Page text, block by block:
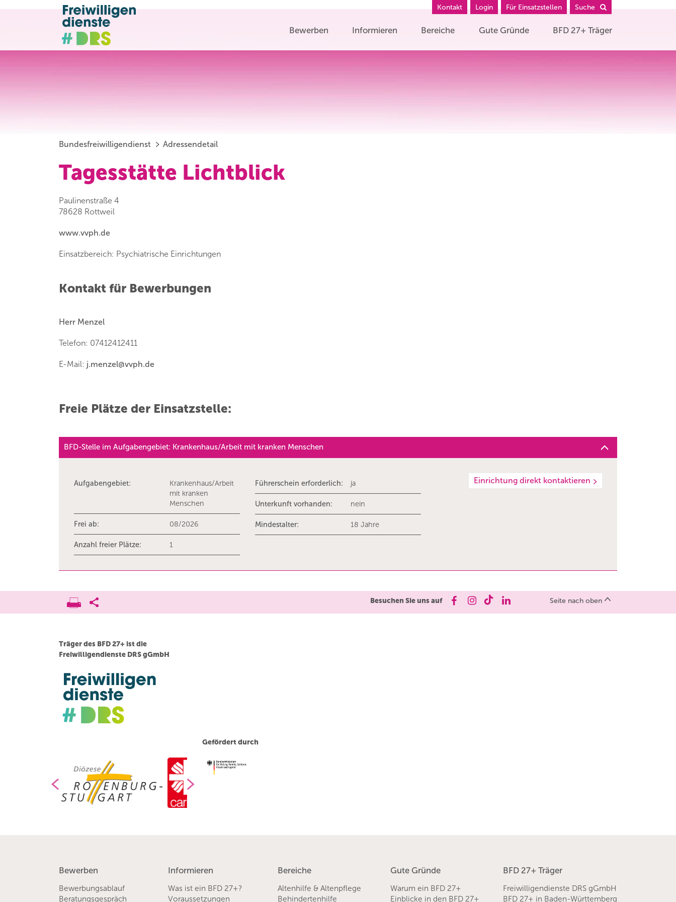
Kontakt Login Für Einsatzstellen Suche
Bewerben Informieren Bereiche Gute Gründe BFD 27+ Träger
Bundesfreiwilligendienst Adressendetail
Tagesstätte Lichtblick
Paulinenstraße 4
78628 Rottweil
www.vvph.de
Einsatzbereich: Psychiatrische Einrichtungen
Kontakt für Bewerbungen
Herr Menzel
Telefon: 07412412411
E-Mail: j.menzel@vvph.de
Freie Plätze der Einsatzstelle:
BFD-Stelle im Aufgabengebiet: Krankenhaus/Arbeit mit kranken Menschen
Aufgabengebiet:
Krankenhaus/Arbeit
mit kranken
Menschen
Frei ab: 08/2026
Anzahl freier Plätze: 1
Führerschein erforderlich: ja
Unterkunft vorhanden: nein
Mindestalter: 18 Jahre
Einrichtung direkt kontaktieren
Besuchen Sie uns auf Seite nach oben
Träger des BFD 27+ ist die
Freiwilligendienste DRS gGmbH
Gefördert durch
Bewerben
Bewerbungsablauf
Beratungsgespräch
Informieren
Was ist ein BFD 27+?
Voraussetzungen
Bereiche
Altenhilfe & Altenpflege
Behindertenhilfe
Gute Gründe
Warum ein BFD 27+
Einblicke in den BFD 27+
BFD 27+ Träger
Freiwilligendienste DRS gGmbH
BFD 27+ in Baden-Württemberg